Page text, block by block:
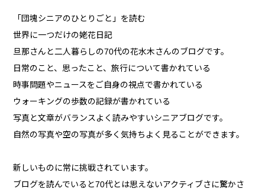
「団塊シニアのひとりごと」を読む
世界に一つだけの姥花日記
旦那さんと二人暮らしの70代の花水木さんのブログです。
日常のこと、思ったこと、旅行について書かれている
時事問題やニュースをご自身の視点で書かれている
ウォーキングの歩数の記録が書かれている
写真と文章がバランスよく読みやすいシニアブログです。
自然の写真や空の写真が多く気持ちよく見ることができます。
新しいものに常に挑戦されています。
ブログを読んでいると70代とは思えないアクティブさに驚かさ